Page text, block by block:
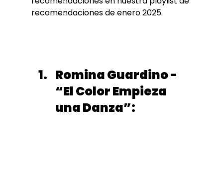
recomendaciones de enero 2025.
Romina Guardino -
“El Color Empieza
una Danza”: